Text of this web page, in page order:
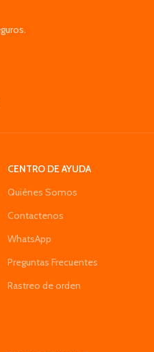
CENTRO DE AYUDA
Quiénes Somos
Contactenos
WhatsApp
Preguntas Frecuentes
Rastreo de orden